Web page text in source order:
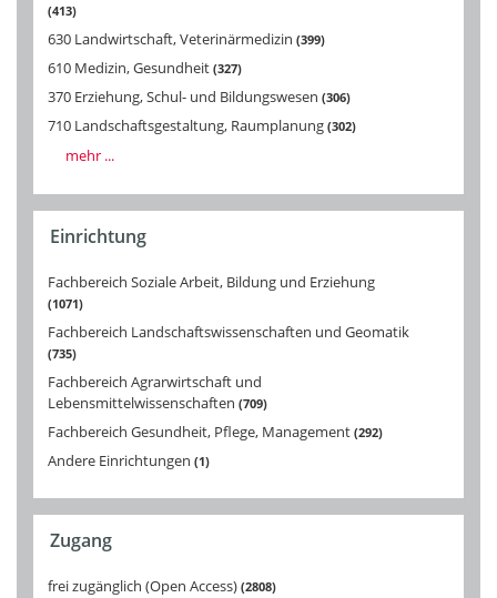
413
630 Landwirtschaft, Veterinärmedizin 399
610 Medizin, Gesundheit 327
370 Erziehung, Schul- und Bildungswesen 306
710 Landschaftsgestaltung, Raumplanung 302
mehr ...
Einrichtung
Fachbereich Soziale Arbeit, Bildung und Erziehung
1071
Fachbereich Landschaftswissenschaften und Geomatik
735
Fachbereich Agrarwirtschaft und
Lebensmittelwissenschaften 709
Fachbereich Gesundheit, Pflege, Management 292
Andere Einrichtungen 1
Zugang
frei zugänglich (Open Access) 2808